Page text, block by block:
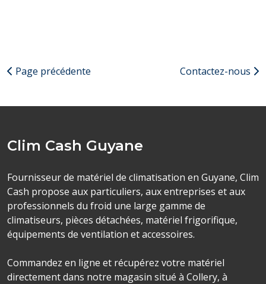
Page précédente Contactez-nous
Clim Cash Guyane
Fournisseur de matériel de climatisation en Guyane, Clim
Cash propose aux particuliers, aux entreprises et aux
professionnels du froid une large gamme de
climatiseurs, pièces détachées, matériel frigorifique,
équipements de ventilation et accessoires.
Commandez en ligne et récupérez votre matériel
directement dans notre magasin situé à Collery, à